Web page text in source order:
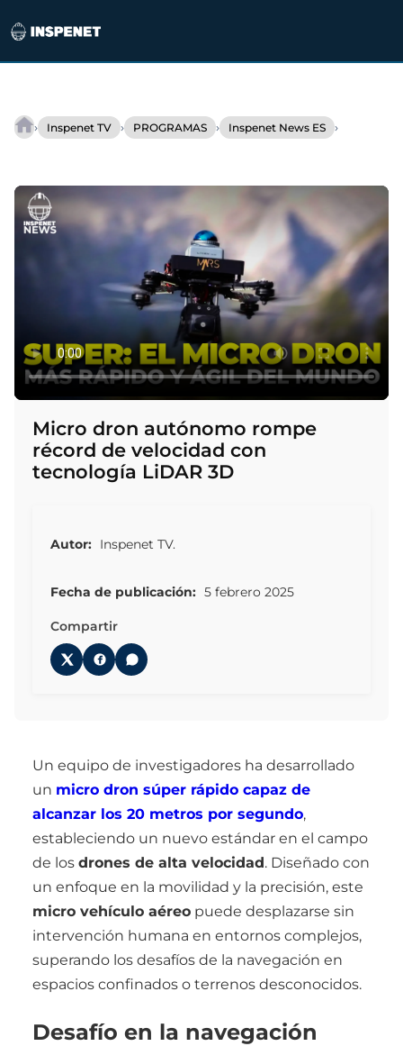
contenido
› Inspenet TV › PROGRAMAS › Inspenet News ES ›
Micro
récord
de
velocidad
con
Micro dron autónomo rompe
récord de velocidad con
tecnología LiDAR 3D
Autor: Inspenet TV.
Fecha de publicación: 5 febrero 2025
Compartir
Un equipo de investigadores ha desarrollado
un micro dron súper rápido capaz de
alcanzar los 20 metros por segundo,
estableciendo un nuevo estándar en el campo
de los drones de alta velocidad. Diseñado con
un enfoque en la movilidad y la precisión, este
micro vehículo aéreo puede desplazarse sin
intervención humana en entornos complejos,
superando los desafíos de la navegación en
espacios confinados o terrenos desconocidos.
Desafío en la navegación